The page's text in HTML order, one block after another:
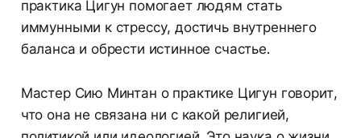
практика Цигун помогает людям стать
иммунными к стрессу, достичь внутреннего
баланса и обрести истинное счастье.
Мастер Сию Минтан о практике Цигун говорит,
что она не связана ни с какой религией,